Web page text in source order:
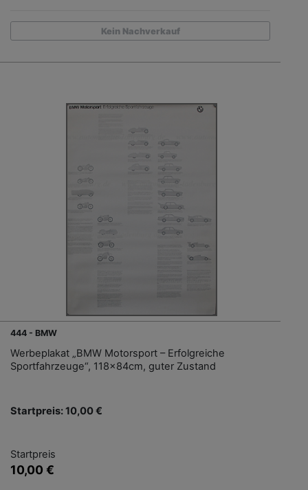
Kein Nachverkauf
444 - BMW
Werbeplakat „BMW Motorsport – Erfolgreiche
Sportfahrzeuge“, 118x84cm, guter Zustand
Startpreis: 10,00 €
Startpreis
10,00 €